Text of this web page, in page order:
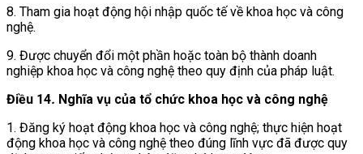
8. Tham gia hoạt động hội nhập quốc tế về khoa học và công
nghệ.
9. Được chuyển đổi một phần hoặc toàn bộ thành doanh
nghiệp khoa học và công nghệ theo quy định của pháp luật.
Điều 14. Nghĩa vụ của tổ chức khoa học và công nghệ
1. Đăng ký hoạt động khoa học và công nghệ; thực hiện hoạt
động khoa học và công nghệ theo đúng lĩnh vực đã được quy